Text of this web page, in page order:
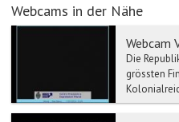
Webcams in der Nähe
Webcam
Die
grössten
nach